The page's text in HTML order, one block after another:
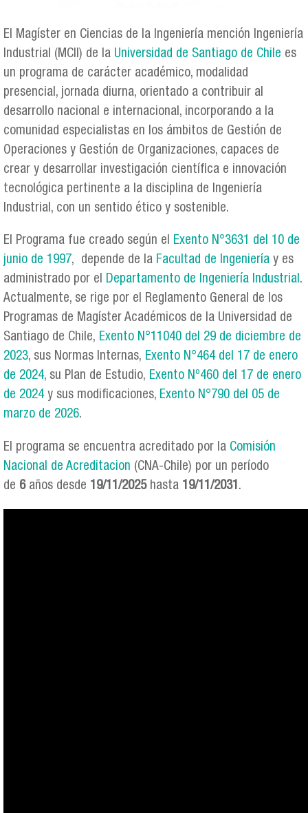
El Magíster en Ciencias de la Ingeniería mención Ingeniería
Industrial (MCII) de la Universidad de Santiago de Chile es
un programa de carácter académico, modalidad
presencial, jornada diurna, orientado a contribuir al
desarrollo nacional e internacional, incorporando a la
comunidad especialistas en los ámbitos de Gestión de
Operaciones y Gestión de Organizaciones, capaces de
crear y desarrollar investigación científica e innovación
tecnológica pertinente a la disciplina de Ingeniería
Industrial, con un sentido ético y sostenible.
El Programa fue creado según el Exento N°3631 del 10 de
junio de 1997, depende de la Facultad de Ingeniería y es
administrado por el Departamento de Ingeniería Industrial.
Actualmente, se rige por el Reglamento General de los
Programas de Magíster Académicos de la Universidad de
Santiago de Chile, Exento N°11040 del 29 de diciembre de
2023, sus Normas Internas, Exento N°464 del 17 de enero
de 2024, su Plan de Estudio, Exento Nº460 del 17 de enero
de 2024y sus modificaciones, Exento N°790 del 05 de
marzo de 2026.
El programa se encuentra acreditado por la Comisión
Nacional de Acreditacion (CNA-Chile) por un período
de 6años desde 19/11/2025hasta 19/11/2031 .